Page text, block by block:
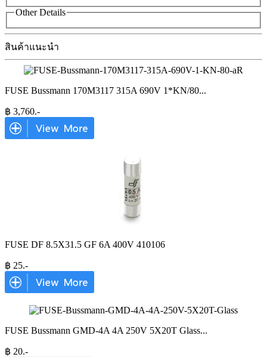
Other Details
สินค้าแนะนำ
FUSE Bussmann 170M3117 315A 690V 1*KN/80...
฿ 3,760.-
FUSE DF 8.5X31.5 GF 6A 400V 410106
฿ 25.-
FUSE Bussmann GMD-4A 4A 250V 5X20T Glass...
฿ 20.-